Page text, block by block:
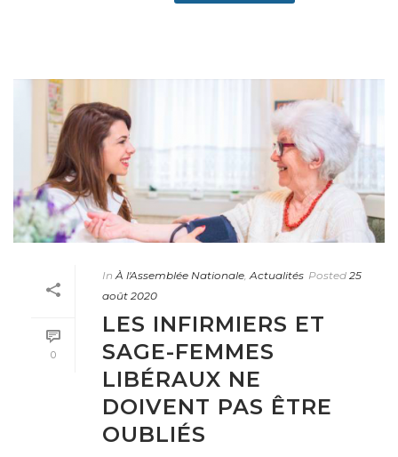
0
In À l'Assemblée Nationale,Actualités Posted 25
août 2020
LES INFIRMIERS ET
SAGE-FEMMES
LIBÉRAUX NE
DOIVENT PAS ÊTRE
OUBLIÉS